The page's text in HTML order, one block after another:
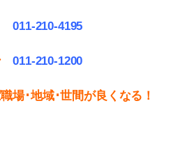
011-210-4195
011‐210-1200
場･地域･世間が良くなる！